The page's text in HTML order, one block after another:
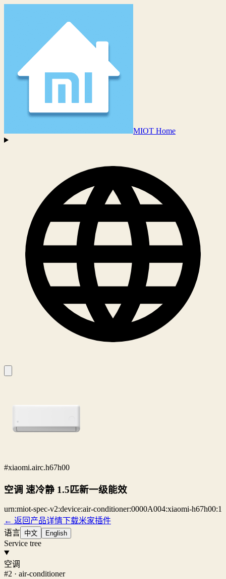
MIOT Home
#xiaomi.airc.h67h00
空调 速冷静 1.5匹新一级能效
urn:miot-spec-v2:device:air-conditioner:0000A004:xiaomi-h67h00:1
← 返回产品详情下载米家插件
语言 中文 English
Service tree
空调
#2 · air-conditioner